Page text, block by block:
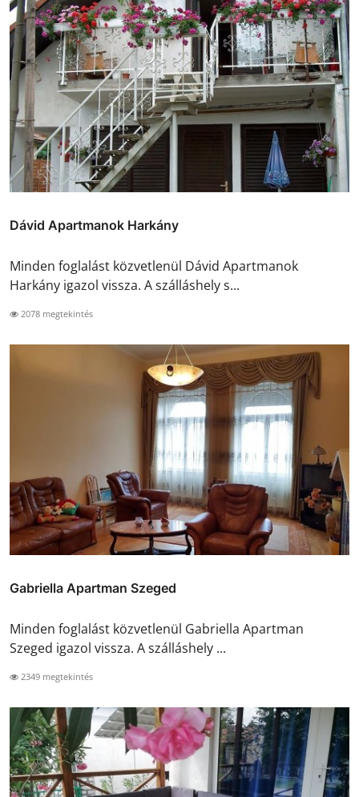
Dávid Apartmanok Harkány
Minden foglalást közvetlenül Dávid Apartmanok
Harkány igazol vissza. A szálláshely s...
2078 megtekintés
Gabriella Apartman Szeged
Minden foglalást közvetlenül Gabriella Apartman
Szeged igazol vissza. A szálláshely ...
2349 megtekintés